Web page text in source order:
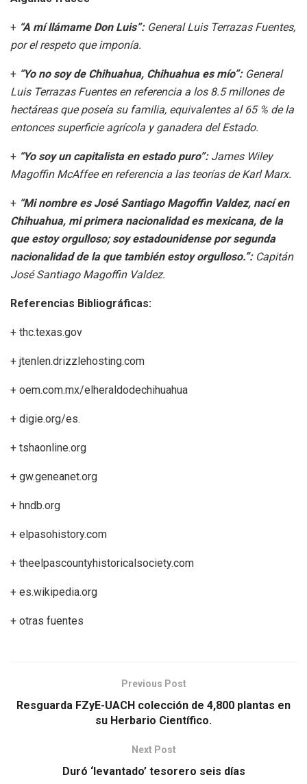
+ “A mí llámame Don Luis”: General Luis TerrazasFuentes,
por el respeto que imponía.
+ “Yo no soy de Chihuahua, Chihuahua es mío”:General
Luis TerrazasFuentesen referencia a los 8.5 millones de
hectáreas que poseía su familia, equivalentes al 65 % de la
entonces superficie agrícola y ganadera del Estado.
+ “Yo soy un capitalista en estado puro”: James Wiley
Magoffin McAffeeen referencia a las teorías de Karl Marx.
+ “Mi nombre es José Santiago Magoffin Valdez, nací en
Chihuahua, mi primera nacionalidad es mexicana, de la
que estoy orgulloso; soy estadounidense por segunda
nacionalidad de la que también estoy orgulloso.”: Capitán
José Santiago Magoffin Valdez.
Referencias Bibliográficas:
+ thc.texas.gov
+ jtenlen.drizzlehosting.com
+ oem.com.mx/elheraldodechihuahua
+ digie.org/es.
+ tshaonline.org
+ gw.geneanet.org
+ hndb.org
+ elpasohistory.com
+ theelpascountyhistoricalsociety.com
+ es.wikipedia.org
+ otras fuentes
Previous Post
Resguarda FZyE-UACH colección de 4,800 plantas en
su Herbario Científico.
Next Post
Duró ‘levantado’ tesorero seis días